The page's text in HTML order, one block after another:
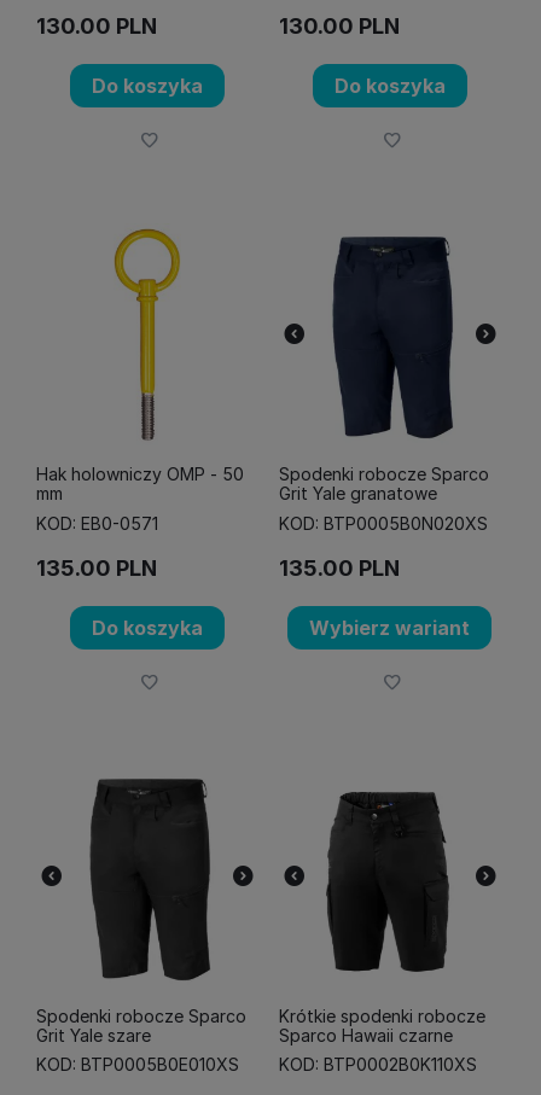
130.00 PLN
Do koszyka
130.00 PLN
Do koszyka
Hak holowniczy OMP - 50
mm
KOD: EB0-0571
135.00 PLN
Do koszyka
Spodenki robocze Sparco
Grit Yale granatowe
KOD: BTP0005B0N020XS
135.00 PLN
Wybierz wariant
Spodenki robocze Sparco
Grit Yale szare
KOD: BTP0005B0E010XS
Krótkie spodenki robocze
Sparco Hawaii czarne
KOD: BTP0002B0K110XS